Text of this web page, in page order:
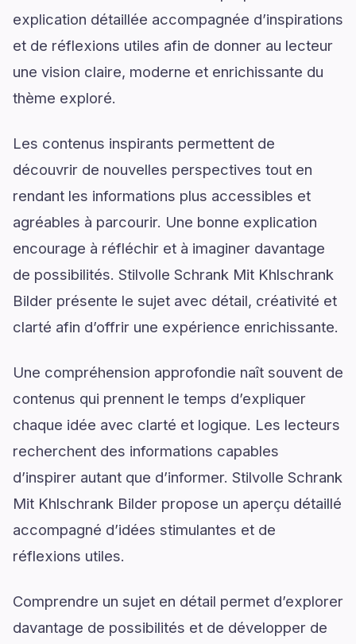
explication détaillée accompagnée d’inspirations
et de réflexions utiles afin de donner au lecteur
une vision claire, moderne et enrichissante du
thème exploré.
Les contenus inspirants permettent de
découvrir de nouvelles perspectives tout en
rendant les informations plus accessibles et
agréables à parcourir. Une bonne explication
encourage à réfléchir et à imaginer davantage
de possibilités. Stilvolle Schrank Mit Khlschrank
Bilder présente le sujet avec détail, créativité et
clarté afin d’offrir une expérience enrichissante.
Une compréhension approfondie naît souvent de
contenus qui prennent le temps d’expliquer
chaque idée avec clarté et logique. Les lecteurs
recherchent des informations capables
d’inspirer autant que d’informer. Stilvolle Schrank
Mit Khlschrank Bilder propose un aperçu détaillé
accompagné d’idées stimulantes et de
réflexions utiles.
Comprendre un sujet en détail permet d’explorer
davantage de possibilités et de développer de